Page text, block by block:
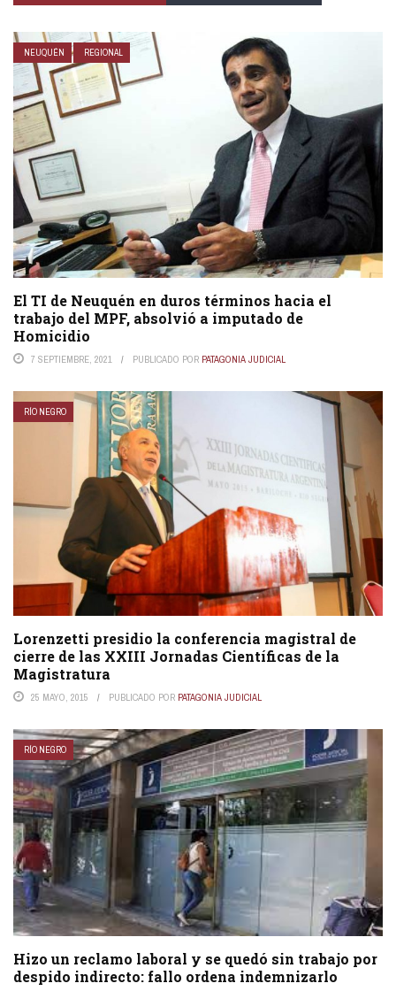
NEUQUÉN REGIONAL
El TI de Neuquén en duros términos hacia el
trabajo del MPF, absolvió a imputado de
Homicidio
7 SEPTIEMBRE, 2021 PUBLICADO POR PATAGONIA JUDICIAL
RÍO NEGRO
Lorenzetti presidio la conferencia magistral de
cierre de las XXIII Jornadas Científicas de la
Magistratura
25 MAYO, 2015 PUBLICADO POR PATAGONIA JUDICIAL
RÍO NEGRO
Hizo un reclamo laboral y se quedó sin trabajo por
despido indirecto: fallo ordena indemnizarlo